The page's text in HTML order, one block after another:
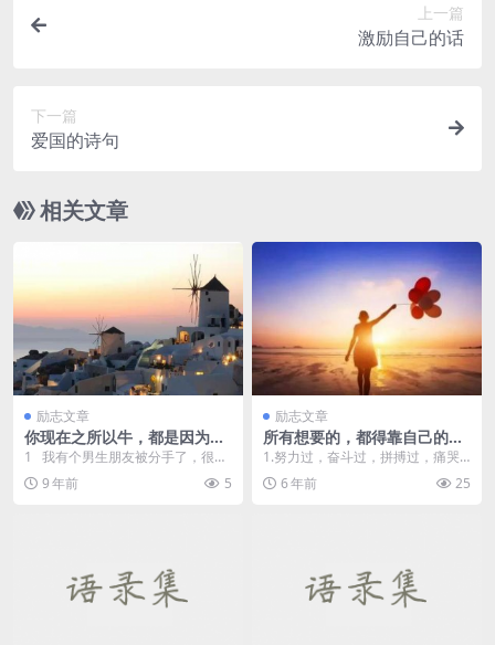
上一篇
激励自己的话
下一篇
爱国的诗句
相关文章
励志文章
你现在之所以牛，都是因为你
自己的努力
1 我有个男生朋友被分手了，很难
过，拉着我去喝酒。 ...
9 年前 5
励志文章
所有想要的，都得靠自己的努
力才能得到
1.努力过，奋斗过，拼搏过，痛哭
过，快乐过，就会发现人生终究不
会辜负你。那些洒下...
6 年前 25